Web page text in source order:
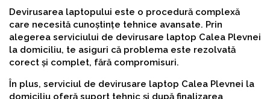
Devirusarea laptopului este o procedură complexă
care necesită cunoștințe tehnice avansate. Prin
alegerea serviciului de devirusare laptop Calea Plevnei
la domiciliu, te asiguri că problema este rezolvată
corect și complet, fără compromisuri.
În plus, serviciul de devirusare laptop Calea Plevnei la
domiciliu oferă suport tehnic și după finalizarea